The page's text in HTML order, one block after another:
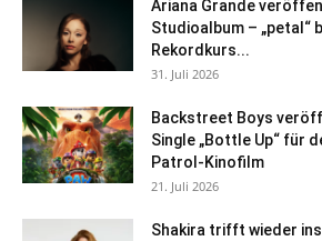
Ariana Grande
Studioalbum – „petal“
Rekordkurs...
31. Juli 2026
Backstreet Boys
Single „Bottle Up“ für
Patrol-Kinofilm
21. Juli 2026
Shakira trifft wieder ins